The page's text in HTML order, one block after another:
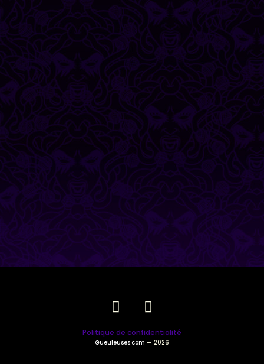
Politique de confidentialité
Gueuleuses.com — 2026